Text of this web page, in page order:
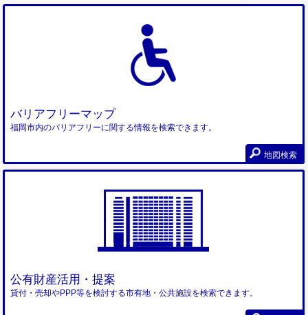
バリアフリーマップ
福岡市内のバリアフリーに関する情報を検索できます。
地図検索
公有財産活用・提案
貸付・売却やPPP等を検討する市有地・公共施設を検索できます。